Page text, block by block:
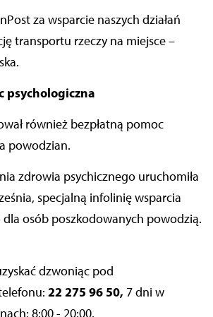
za wsparcie naszych działań
transportu rzeczy na miejsce –
psychologiczna
również bezpłatną pomoc
powodzian.
zdrowia psychicznego uruchomiła
specjalną infolinię wsparcia
osób poszkodowanych powodzią.
dzwoniąc pod
22 275 96 50, 7 dni w
8:00 - 20:00.